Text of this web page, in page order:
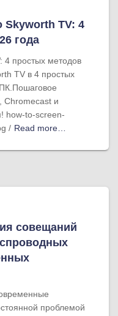
Skyworth TV: 4
года
4 простых методов
TV в 4 простых
Chromecast и
how-to-screen-
/ Read more…
совещаний
проблемой